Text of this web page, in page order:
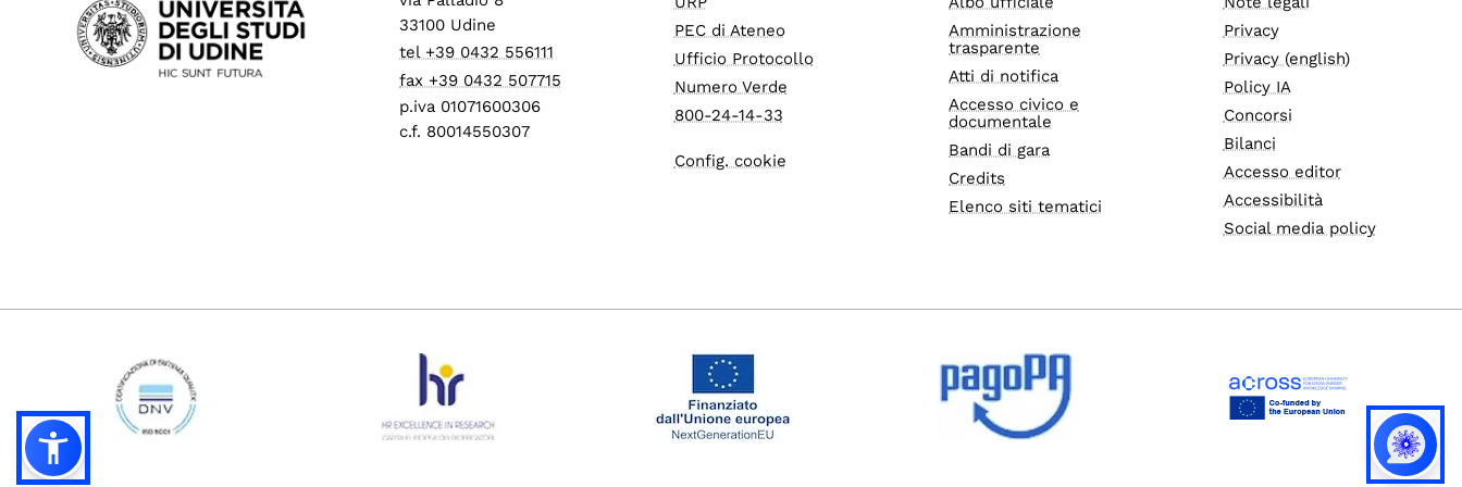
33100 Udine
tel +39 0432 556111
fax +39 0432 507715
p.iva 01071600306
c.f. 80014550307
PEC di Ateneo
Ufficio Protocollo
Numero Verde
800-24-14-33
Config. cookie
Amministrazione
trasparente
Atti di notifica
Accesso civico e
documentale
Bandi di gara
Credits
Elenco siti tematici
Privacy
Privacy (english)
Policy IA
Concorsi
Bilanci
Accesso editor
Accessibilità
Social media policy